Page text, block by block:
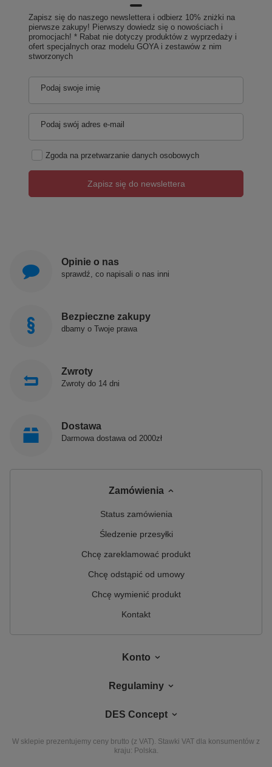
Zapisz się do naszego newslettera i odbierz 10% zniżki na
pierwsze zakupy! Pierwszy dowiedz się o nowościach i
promocjach! * Rabat nie dotyczy produktów z wyprzedaży i
ofert specjalnych oraz modelu GOYA i zestawów z nim
stworzonych
Podaj swoje imię
Podaj swój adres e-mail
Zgoda na przetwarzanie danych osobowych
Zapisz się do newslettera
Opinie o nas
sprawdź, co napisali o nas inni
Bezpieczne zakupy
dbamy o Twoje prawa
Zwroty
Zwroty do 14 dni
Dostawa
Darmowa dostawa od 2000zł
Zamówienia
Status zamówienia
Śledzenie przesyłki
Chcę zareklamować produkt
Chcę odstąpić od umowy
Chcę wymienić produkt
Kontakt
Konto
Regulaminy
DES Concept
W sklepie prezentujemy ceny brutto (z VAT). Stawki VAT dla konsumentów z
kraju: Polska.